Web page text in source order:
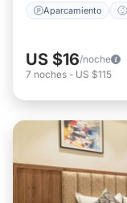
Aparcamiento
US $16/noche
7 noches - US $115